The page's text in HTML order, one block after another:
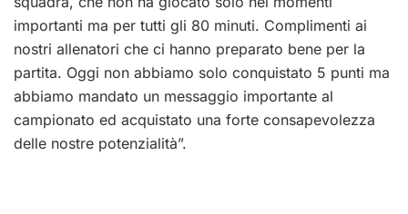
importanti ma per tutti gli 80 minuti. Complimenti ai
nostri allenatori che ci hanno preparato bene per la
partita. Oggi non abbiamo solo conquistato 5 punti ma
abbiamo mandato un messaggio importante al
campionato ed acquistato una forte consapevolezza
delle nostre potenzialità”.